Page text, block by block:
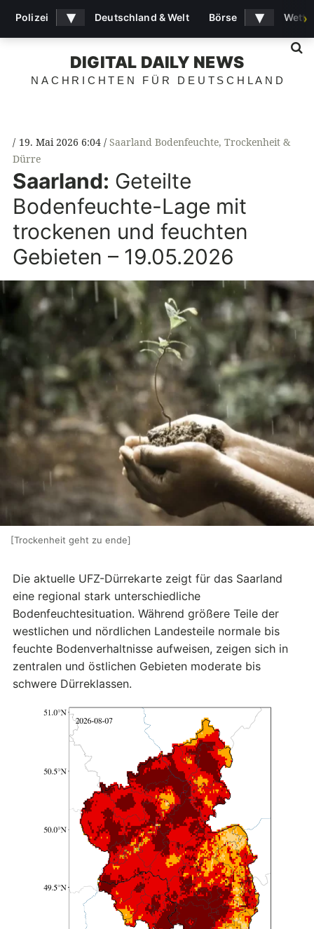
DIGITAL DAILY NEWS
NACHRICHTEN FÜR DEUTSCHLAND
19. Mai 2026 6:04 Saarland Bodenfeuchte, Trockenheit &
Dürre
Saarland: Geteilte
Bodenfeuchte-Lage mit
trockenen und feuchten
Gebieten – 19.05.2026
[Trockenheit geht zu ende]
Die aktuelle UFZ-Dürrekarte zeigt für das Saarland
eine regional stark unterschiedliche
Bodenfeuchtesituation. Während größere Teile der
westlichen und nördlichen Landesteile normale bis
feuchte Bodenverhaltnisse aufweisen, zeigen sich in
zentralen und östlichen Gebieten moderate bis
schwere Dürreklassen.
Polizei ▾ Deutschland & Welt Börse ▾ ›